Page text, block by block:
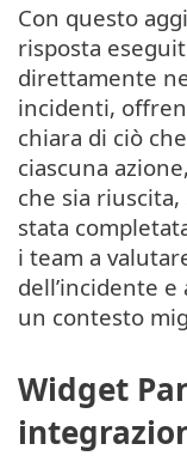
Con questo
risposta
direttamente
incidenti,
chiara di ciò
ciascuna
che sia
stata
i team a
dell’incidente
un contesto
Widget